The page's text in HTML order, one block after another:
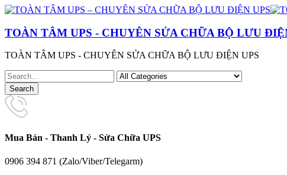
TOÀN TÂM UPS - CHUYÊN SỬA CHỮA BỘ LƯU
TOÀN TÂM UPS - CHUYÊN SỬA CHỮA BỘ LƯU ĐIỆN UPS
Mua Bán - Thanh Lý - Sửa Chữa UPS
0906 394 871 (Zalo/Viber/Telegarm)